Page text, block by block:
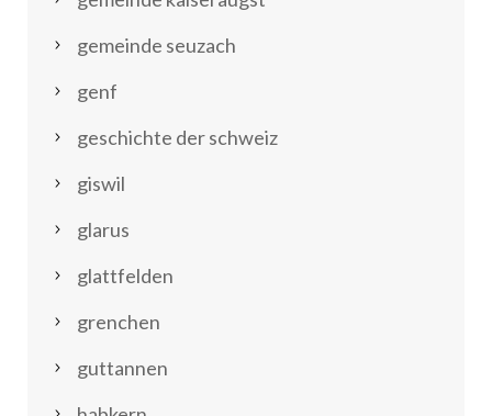
gemeinde seuzach
genf
geschichte der schweiz
giswil
glarus
glattfelden
grenchen
guttannen